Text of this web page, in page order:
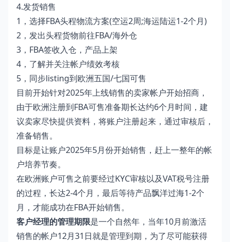
4.发货销售
1，选择FBA头程物流方案(空运2周;海运陆运1-2个月)
2，发出头程货物前往FBA/海外仓
3，FBA签收入仓，产品上架
4，了解并关注帐户绩效考核
5，同步listing到欧洲五国/七国可售
目前开始针对2025年上线销售的卖家帐户开始招商，
由于欧洲注册到FBA可售准备期长达约6个月时间，建
议卖家尽快提供资料，将账户注册起来，通过审核后，
准备销售。
目标是让账户2025年5月份开始销售，赶上一整年的帐
户培养节奏。
在欧洲账户可售之前要经过KYC审核以及VAT税号注册
的过程，长达2-4个月，最后等待产品飘洋过海1-2个
月，才能成功在FBA开始销售。
客户经理的管理期限是一个自然年，当年10月前激活
销售的帐户12月31日就是管理到期，为了尽可能获得